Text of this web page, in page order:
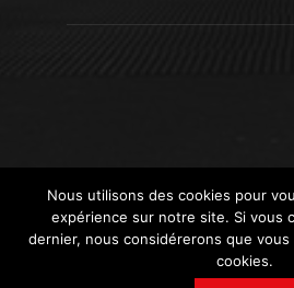
Nous utilisons des cookies pour
expérience sur notre site. Si vous
dernier, nous considérerons que
cookies.